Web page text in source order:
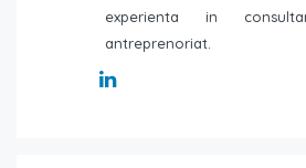
experienta in
antreprenoriat.